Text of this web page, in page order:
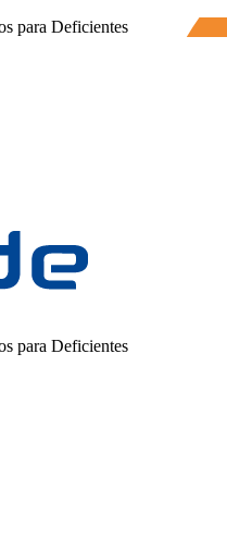
para Deficientes
para Deficientes